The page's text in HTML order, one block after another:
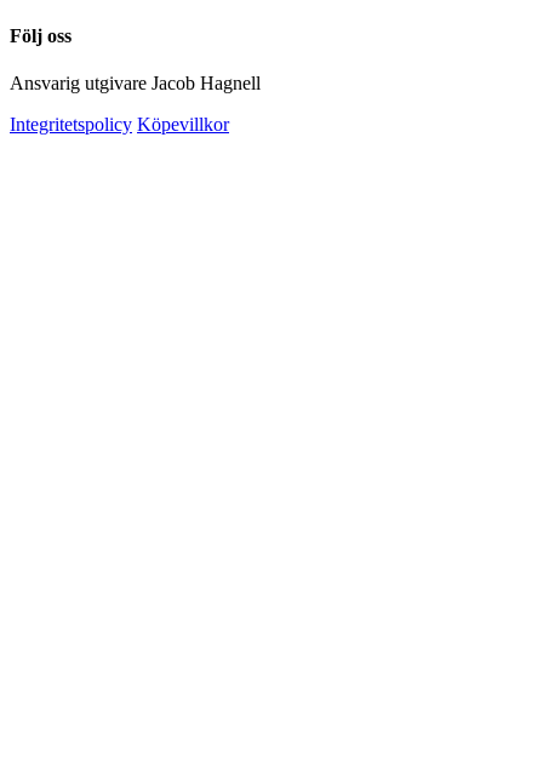
Följ oss
Ansvarig utgivare Jacob Hagnell
Integritetspolicy Köpevillkor